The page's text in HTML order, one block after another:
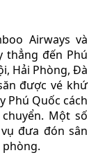
Airways và
thẳng đến Phú
Hải Phòng, Đà
được vé khứ
Phú Quốc cách
Một số
đưa đón sân
phòng.